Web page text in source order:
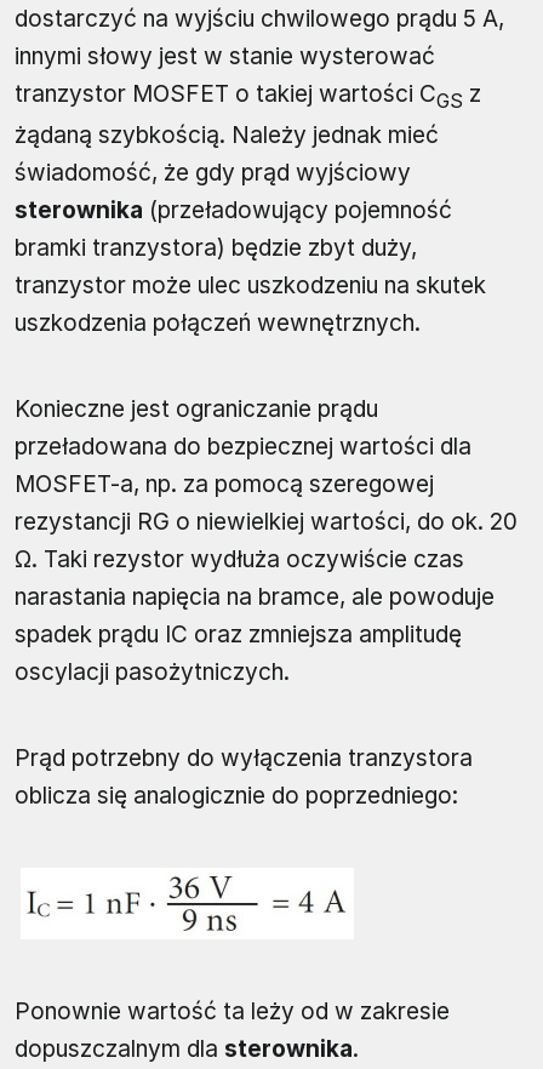
dostarczyć na wyjściu chwilowego prądu 5 A,
innymi słowy jest w stanie wysterować
tranzystor MOSFET o takiej wartości CGS z
żądaną szybkością. Należy jednak mieć
świadomość, że gdy prąd wyjściowy
sterownika (przeładowujący pojemność
bramki tranzystora) będzie zbyt duży,
tranzystor może ulec uszkodzeniu na skutek
uszkodzenia połączeń wewnętrznych.
Konieczne jest ograniczanie prądu
przeładowana do bezpiecznej wartości dla
MOSFET-a, np. za pomocą szeregowej
rezystancji RG o niewielkiej wartości, do ok. 20
Ω. Taki rezystor wydłuża oczywiście czas
narastania napięcia na bramce, ale powoduje
spadek prądu IC oraz zmniejsza amplitudę
oscylacji pasożytniczych.
Prąd potrzebny do wyłączenia tranzystora
oblicza się analogicznie do poprzedniego:
Ponownie wartość ta leży od w zakresie
dopuszczalnym dla sterownika.